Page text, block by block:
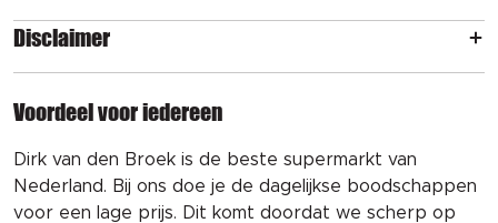
Disclaimer
Voordeel voor iedereen
Dirk van den Broek is de beste supermarkt van
Nederland. Bij ons doe je de dagelijkse boodschappen
voor een lage prijs. Dit komt doordat we scherp op